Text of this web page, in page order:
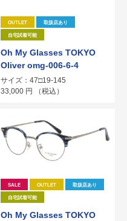
OUTLET 取扱店あり
自宅試着可能
Oh My Glasses TOKYO
Oliver omg-006-6-4
サイズ：47□19-145
33,000 円 （税込）
SALE OUTLET 取扱店あり
自宅試着可能
Oh My Glasses TOKYO